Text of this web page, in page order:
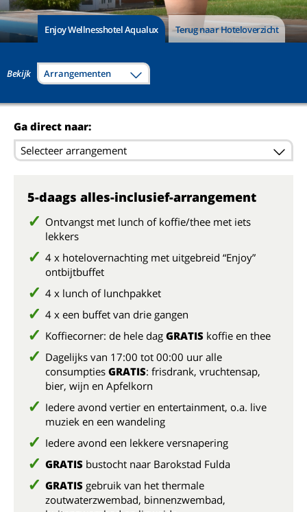
Enjoy Wellnesshotel Aqualux Terug naar Hoteloverzicht
Bekijk Arrangementen
Ga direct naar:
Selecteer arrangement
5-daags alles-inclusief-arrangement
Ontvangst met lunch of koffie/thee met iets
lekkers
4 x hotelovernachting met uitgebreid “Enjoy”
ontbijtbuffet
4 x lunch of lunchpakket
4 x een buffet van drie gangen
Koffiecorner: de hele dag GRATIS koffie en thee
Dagelijks van 17:00 tot 00:00 uur alle
consumpties GRATIS: frisdrank, vruchtensap,
bier, wijn en Apfelkorn
Iedere avond vertier en entertainment, o.a. live
muziek en een wandeling
Iedere avond een lekkere versnapering
GRATIS bustocht naar Barokstad Fulda
GRATIS gebruik van het thermale
zoutwaterzwembad, binnenzwembad,